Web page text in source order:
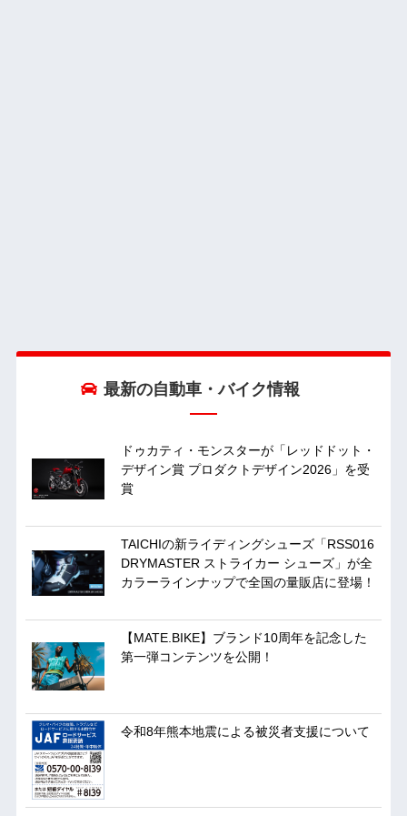
最新の自動車・バイク情報
ドゥカティ・モンスターが「レッドドット・
デザイン賞 プロダクトデザイン2026」を受
賞
TAICHIの新ライディングシューズ「RSS016
DRYMASTER ストライカー シューズ」が全
カラーラインナップで全国の量販店に登場！
【MATE.BIKE】ブランド10周年を記念した
第一弾コンテンツを公開！
令和8年熊本地震による被災者支援について